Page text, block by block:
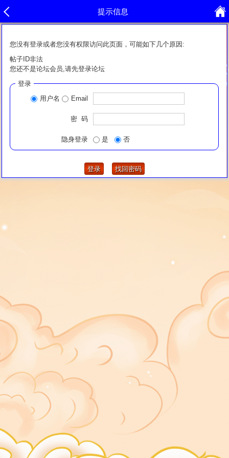
提示信息
您没有登录或者您没有权限访问此页面，可能如下几个原因:
帖子ID非法
您还不是论坛会员,请先登录论坛
登录
用户名
Email
密 码
隐身登录 是 否